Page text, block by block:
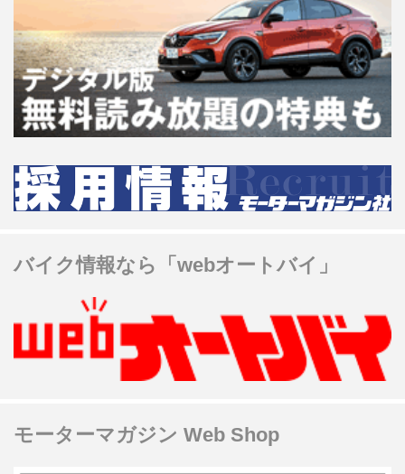
バイク情報なら「webオートバイ」
モーターマガジン Web Shop